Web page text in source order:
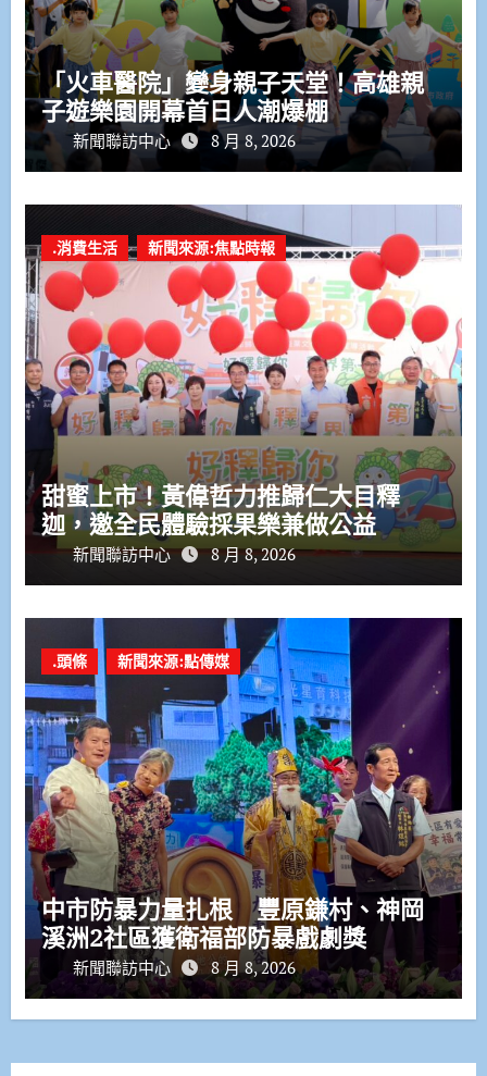
「火車醫院」變身親子天堂！高雄親
子遊樂園開幕首日人潮爆棚
新聞聯訪中心 8 月 8, 2026
.消費生活 新聞來源:焦點時報
甜蜜上市！黃偉哲力推歸仁大目釋
迦，邀全民體驗採果樂兼做公益
新聞聯訪中心 8 月 8, 2026
.頭條 新聞來源:點傳媒
中市防暴力量扎根 豐原鎌村、神岡
溪洲2社區獲衛福部防暴戲劇獎
新聞聯訪中心 8 月 8, 2026